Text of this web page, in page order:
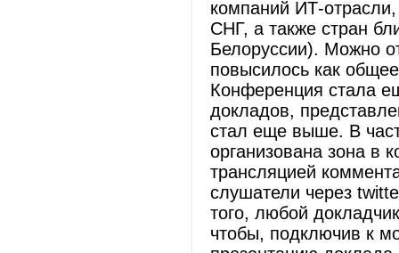
компаний ИТ-
СНГ, а также стран
Белоруссии). Можно
повысилось как
Конференция стала
докладов,
стал еще выше. В
организована зона в
трансляцией
слушатели через
того, любой
чтобы, подключив к